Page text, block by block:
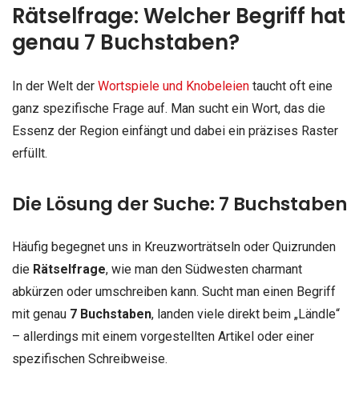
Rätselfrage: Welcher Begriff hat
genau 7 Buchstaben?
In der Welt der Wortspiele und Knobeleien taucht oft eine
ganz spezifische Frage auf. Man sucht ein Wort, das die
Essenz der Region einfängt und dabei ein präzises Raster
erfüllt.
Die Lösung der Suche: 7 Buchstaben
Häufig begegnet uns in Kreuzworträtseln oder Quizrunden
die Rätselfrage, wie man den Südwesten charmant
abkürzen oder umschreiben kann. Sucht man einen Begriff
mit genau 7 Buchstaben, landen viele direkt beim „Ländle“
– allerdings mit einem vorgestellten Artikel oder einer
spezifischen Schreibweise.